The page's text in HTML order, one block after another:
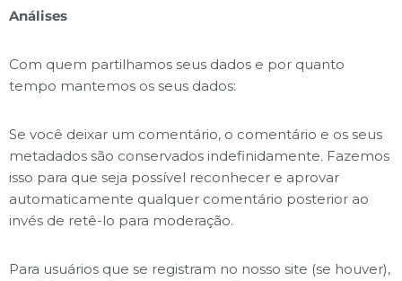
Análises
Com quem partilhamos seus dados e por quanto
tempo mantemos os seus dados:
Se você deixar um comentário, o comentário e os seus
metadados são conservados indefinidamente. Fazemos
isso para que seja possível reconhecer e aprovar
automaticamente qualquer comentário posterior ao
invés de retê-lo para moderação.
Para usuários que se registram no nosso site (se houver),